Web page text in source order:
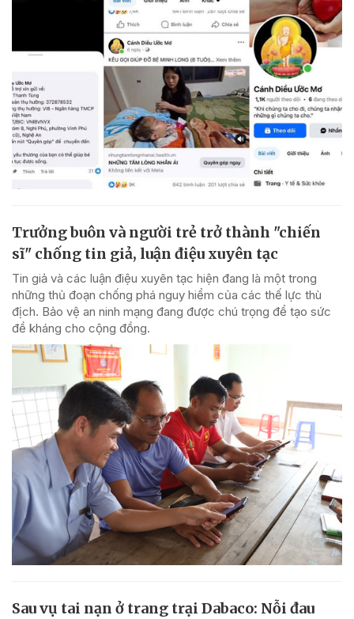
Trưởng buôn và người trẻ trở thành "chiến
sĩ" chống tin giả, luận điệu xuyên tạc
Tin giả và các luận điệu xuyên tạc hiện đang là một trong
những thủ đoạn chống phá nguy hiểm của các thế lực thù
địch. Bảo vệ an ninh mạng đang được chú trọng để tạo sức
đề kháng cho cộng đồng.
Sau vụ tai nạn ở trang trại Dabaco: Nỗi đau